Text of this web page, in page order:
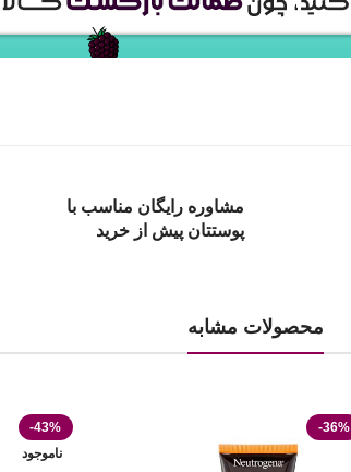
مشاوره رایگان مناسب با
پوستتان پیش از خرید
محصولات مشابه
-36%
-43%
ناموجود